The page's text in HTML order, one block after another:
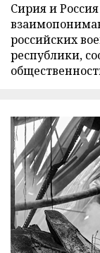
Сирия и
российских
республики,